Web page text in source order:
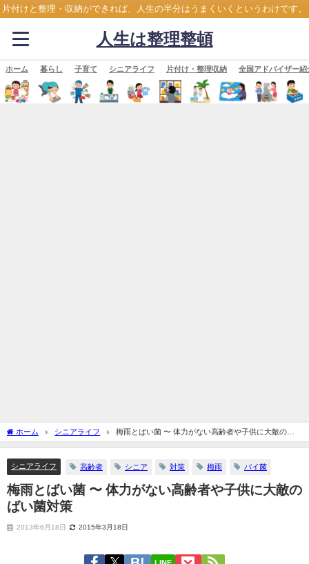
片付けと整理・収納ができれば、人生の半分はうまくいくというわけです。
人生は整理整頓
ホーム 暮らし 子育て シニアライフ 片付け・整理収納 全国アドバイザー紹
ホーム シニアライフ
梅雨とばい菌 〜 体力がない高齢者や子供に大敵のば
い菌対策
シニアライフ 高齢者 シニア 対策 梅雨 バイ菌
梅雨とばい菌 〜 体力がない高齢者や子供に大敵の
ばい菌対策
2013年6月18日 2015年3月18日